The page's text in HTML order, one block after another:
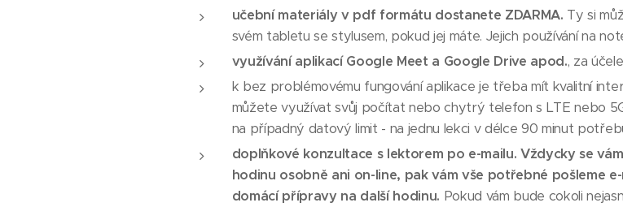
učební materiály v pdf formátu dostanete ZDARMA. Ty si
svém tabletu se stylusem, pokud jej máte. Jejich používání na
využívání aplikací Google Meet a Google Drive apod., za
k bez problémovému fungování aplikace je třeba mít kvalitní
můžete využívat svůj počítat nebo chytrý telefon s LTE nebo
na případný datový limit - na jednu lekci v délce 90 minut
doplňkové konzultace s lektorem po e-mailu.Vždycky se
hodinu osobně ani on-line, pak vám vše potřebné pošleme
domácí přípravy na další hodinu. Pokud vám bude cokoli